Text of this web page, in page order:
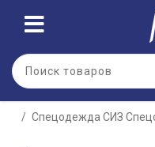
Спецодежда СИЗ